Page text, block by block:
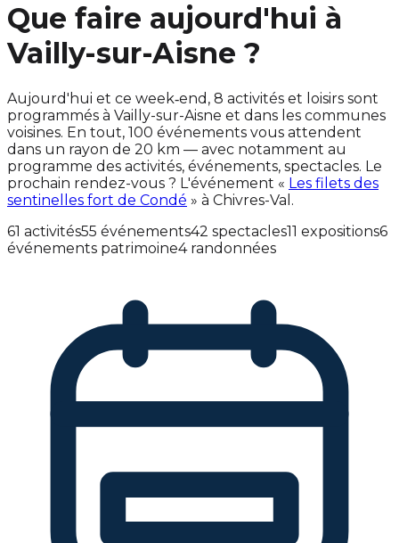
Que faire aujourd'hui à
Vailly-sur-Aisne ?
Aujourd'hui et ce week‑end, 8 activités et loisirs sont
programmés à Vailly-sur-Aisne et dans les communes
voisines. En tout, 100 événements vous attendent
dans un rayon de 20 km — avec notamment au
programme des activités, événements, spectacles. Le
prochain rendez-vous ? L'événement « Les filets des
sentinelles fort de Condé » à Chivres-Val.
61 activités55 événements42 spectacles11 expositions6
événements patrimoine4 randonnées